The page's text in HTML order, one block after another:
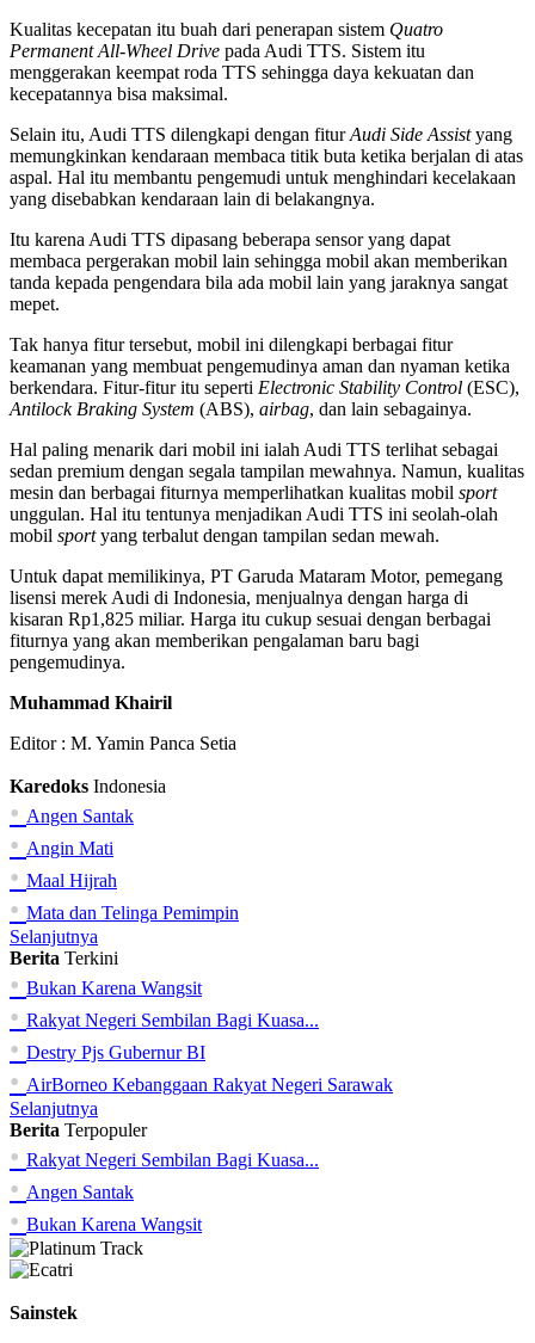
Kualitas kecepatan itu buah dari penerapan sistem Quatro
Permanent All-Wheel Drive pada Audi TTS. Sistem itu
menggerakan keempat roda TTS sehingga daya kekuatan dan
kecepatannya bisa maksimal.
Selain itu, Audi TTS dilengkapi dengan fiturAudi Side Assistyang
memungkinkan kendaraan membaca titik buta ketika berjalan di atas
aspal. Hal itu membantu pengemudi untuk menghindari kecelakaan
yang disebabkan kendaraan lain di belakangnya.
Itu karena Audi TTS dipasang beberapa sensor yang dapat
membaca pergerakan mobil lain sehingga mobil akan memberikan
tanda kepada pengendara bila ada mobil lain yang jaraknya sangat
mepet.
Tak hanya fitur tersebut, mobil ini dilengkapi berbagai fitur
keamanan yang membuat pengemudinya aman dan nyaman ketika
berkendara. Fitur-fitur itu seperti Electronic Stability Control (ESC),
Antilock Braking System (ABS), airbag, dan lain sebagainya.
Hal paling menarik dari mobil ini ialah Audi TTS terlihat sebagai
sedan premium dengan segala tampilan mewahnya. Namun, kualitas
mesin dan berbagai fiturnya memperlihatkan kualitas mobil sport
unggulan. Hal itu tentunya menjadikan Audi TTS ini seolah-olah
mobil sportyang terbalut dengan tampilan sedan mewah.
Untuk dapat memilikinya, PT Garuda Mataram Motor, pemegang
lisensi merek Audi di Indonesia, menjualnya dengan harga di
kisaran Rp1,825 miliar. Harga itu cukup sesuai dengan berbagai
fiturnya yang akan memberikan pengalaman baru bagi
pengemudinya.
Muhammad Khairil
Editor : M. Yamin Panca Setia
Karedoks Indonesia
• Angen Santak
• Angin Mati
• Maal Hijrah
• Mata dan Telinga Pemimpin
Selanjutnya
Berita Terkini
• Bukan Karena Wangsit
• Rakyat Negeri Sembilan Bagi Kuasa...
• Destry Pjs Gubernur BI
• AirBorneo Kebanggaan Rakyat Negeri Sarawak
Selanjutnya
Berita Terpopuler
• Rakyat Negeri Sembilan Bagi Kuasa...
• Angen Santak
• Bukan Karena Wangsit
Sainstek